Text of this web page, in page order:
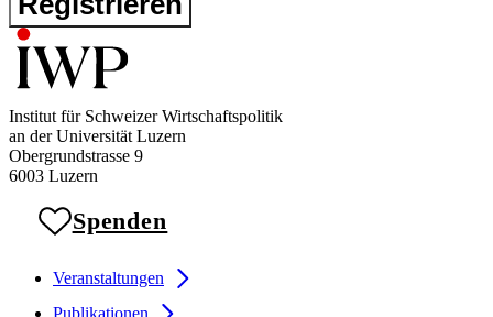
Institut für Schweizer Wirtschaftspolitik
an der Universität Luzern
Obergrundstrasse 9
6003 Luzern
Spenden
Veranstaltungen